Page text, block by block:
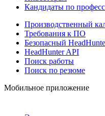
Кандидаты по
Производственный
Требования к ПО
Безопасный
HeadHunter API
Поиск работы
Поиск по резюме
Мобильное приложение